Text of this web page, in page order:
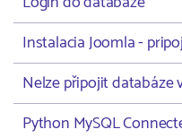
Instalacia Joomla -
Nelze připojit databáze
Python MySQL